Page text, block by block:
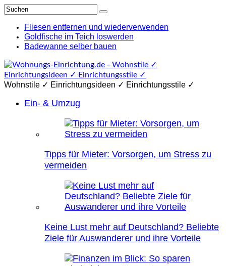
Fliesen entfernen und wiederverwenden
Goldfische im Teich loswerden
Badewanne selber bauen
Wohnstile ✓ Einrichtungsideen ✓ Einrichtungsstile ✓
Ein- & Umzug
Tipps für Mieter: Vorsorgen, um Stress zu
vermeiden
Keine Lust mehr auf Deutschland? Beliebte
Ziele für Auswanderer und ihre Vorteile